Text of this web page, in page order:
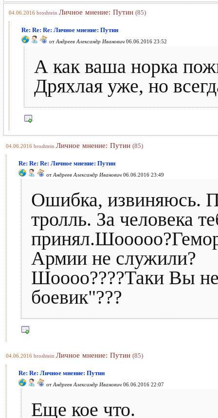
04.06.2016 broshtein Личное мнение: Путин (85)
Re: Re: Re: Личное мнение: Путин
от Андреев Александр Иванович 06.06.2016 23:52
А как ваша норка
Дряхлая уже, но
04.06.2016 broshtein Личное мнение: Путин (85)
Re: Re: Re: Личное мнение: Путин
от Андреев Александр Иванович 06.06.2016 23:49
Ошибка, извиняюсь.
тролль. За человека
Армии не служили?
Шоооо????Таки Вы
боевик"???
04.06.2016 broshtein Личное мнение: Путин (85)
Re: Re: Личное мнение: Путин
от Андреев Александр Иванович 06.06.2016 22:07
Еще кое что.